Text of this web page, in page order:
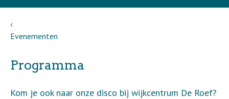
Evenementen
Programma
Kom je ook naar onze disco bij wijkcentrum De Roef?